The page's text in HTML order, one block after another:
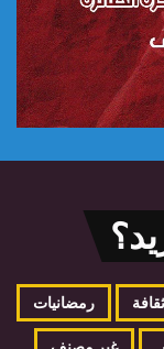
ثقافة رمضانيات